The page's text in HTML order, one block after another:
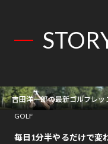
吉田洋一郎の最新ゴルフレッ
GOLF
毎日1分半やるだけで変